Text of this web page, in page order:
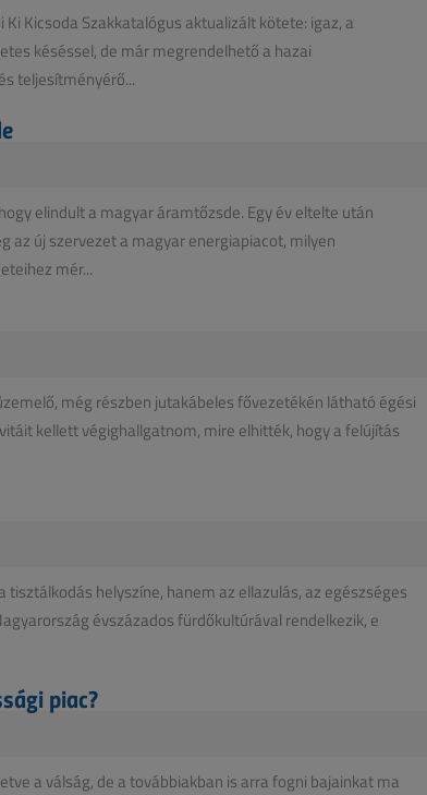
Kicsoda Szakkatalógus aktualizált kötete: igaz, a
késéssel, de már megrendelhető a hazai
teljesítményérő...
elindult a magyar áramtőzsde. Egy év eltelte után
az új szervezet a magyar energiapiacot, milyen
mér...
még részben jutakábeles fővezetékén látható égési
kellett végighallgatnom, mire elhitték, hogy a felújítás
helyszíne, hanem az ellazulás, az egészséges
évszázados fürdőkultúrával rendelkezik, e
piac?
a válság, de a továbbiakban is arra fogni bajainkat ma